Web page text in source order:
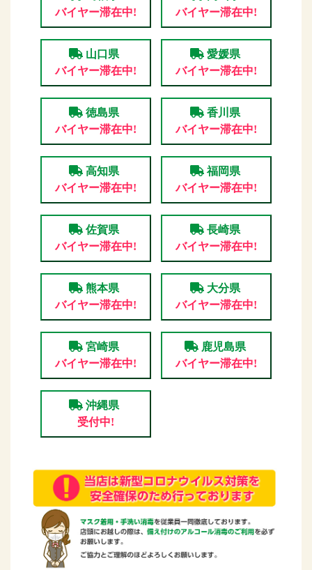
バイヤー滞在中!
バイヤー滞在中!
山口県
バイヤー滞在中!
愛媛県
バイヤー滞在中!
徳島県
バイヤー滞在中!
香川県
バイヤー滞在中!
高知県
バイヤー滞在中!
福岡県
バイヤー滞在中!
佐賀県
バイヤー滞在中!
長崎県
バイヤー滞在中!
熊本県
バイヤー滞在中!
大分県
バイヤー滞在中!
宮崎県
バイヤー滞在中!
鹿児島県
バイヤー滞在中!
沖縄県
受付中!